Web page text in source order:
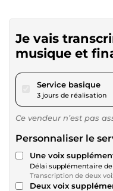
Je vais
musique et
Service basique
3 jours de réalisation
Ce vendeur n’est pas
Personnaliser le
Une voix
Délai supplémentaire de
Transcription de deux
Deux voix